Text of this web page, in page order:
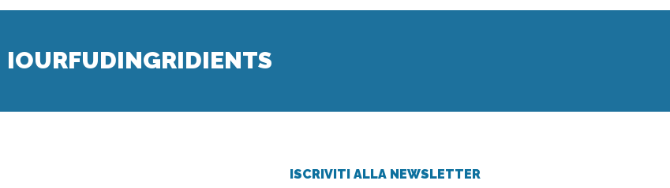
IOURFUDINGRIDIENTS
ISCRIVITI ALLA NEWSLETTER